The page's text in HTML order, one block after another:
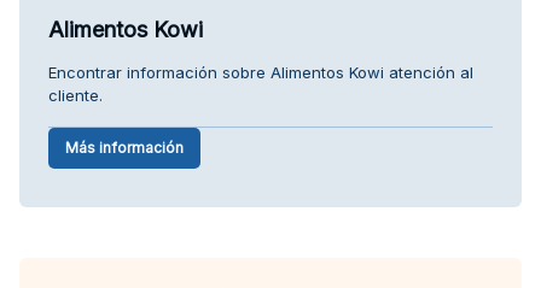
Alimentos Kowi
Encontrar información sobre Alimentos Kowi atención al
cliente.
Más información